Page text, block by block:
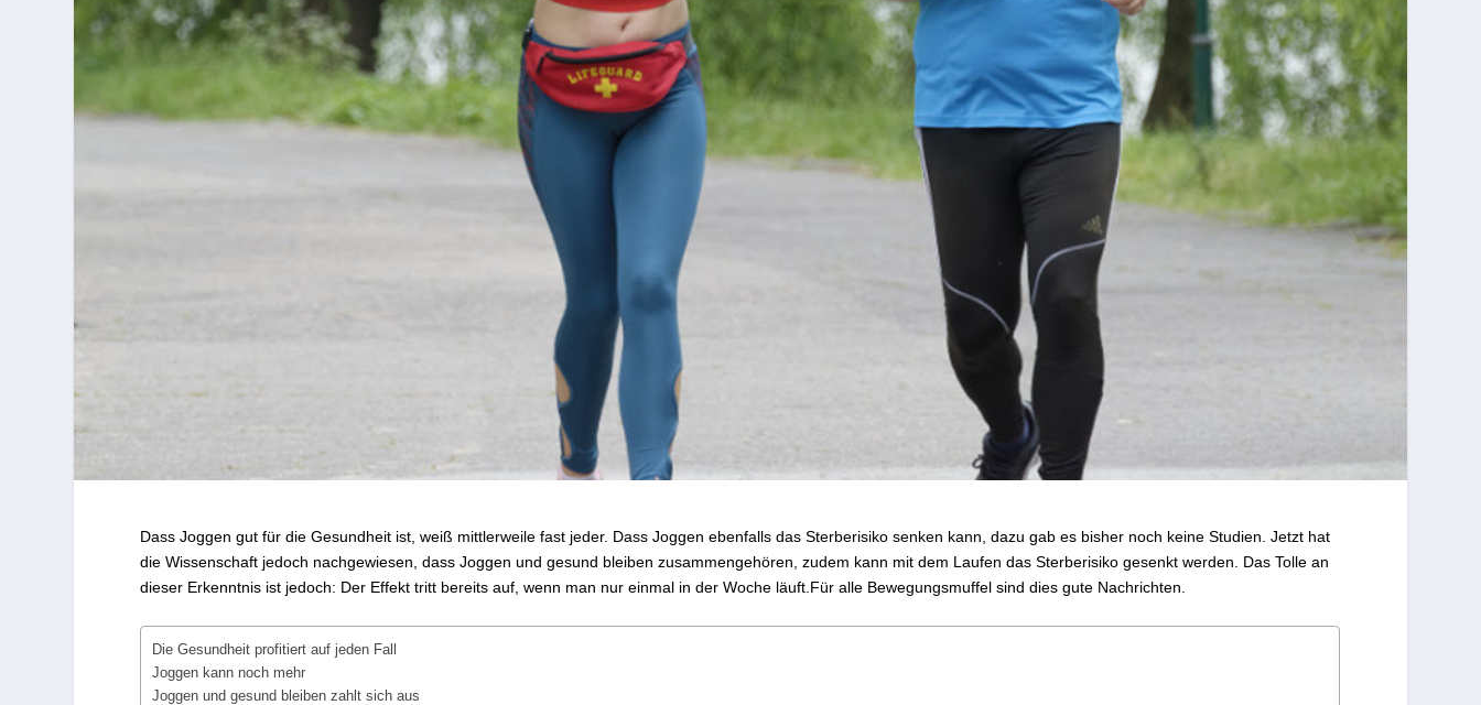
Dass Joggen gut für die Gesundheit ist, weiß mittlerweile fast jeder. Dass Joggen ebenfalls das Sterberisiko senken kann, dazu gab es bisher noch keine Studien. Jetzt hat
die Wissenschaft jedoch nachgewiesen, dass Joggen und gesund bleiben zusammengehören, zudem kann mit dem Laufen das Sterberisiko gesenkt werden. Das Tolle an
dieser Erkenntnis ist jedoch: Der Effekt tritt bereits auf, wenn man nur einmal in der Woche läuft.Für alle Bewegungsmuffel sind dies gute Nachrichten.
Die Gesundheit profitiert auf jeden Fall
Joggen kann noch mehr
Joggen und gesund bleiben zahlt sich aus